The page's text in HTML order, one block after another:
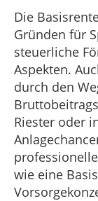
Die
Gründen für
steuerliche
Aspekten.
durch den
Riester oder
wie eine